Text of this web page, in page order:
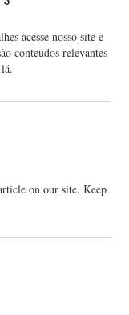
acesse nosso site e
conteúdos relevantes
on our site. Keep